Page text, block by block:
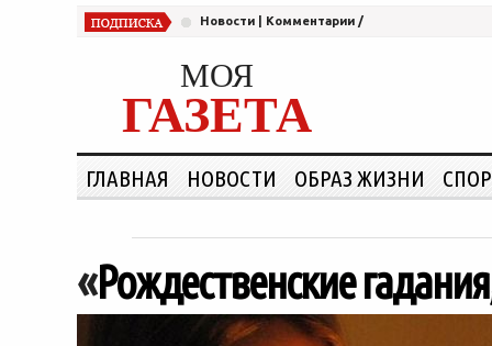
Новости Комментарии /
МОЯ
ГАЗЕТА
ГЛАВНАЯ НОВОСТИ ОБРАЗ ЖИЗНИ
«Рождественские